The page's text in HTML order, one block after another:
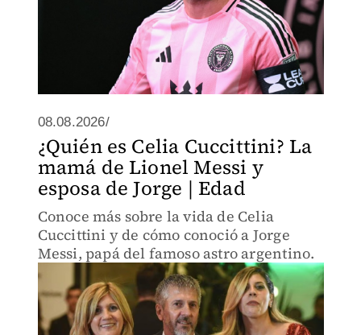
08.08.2026/
¿Quién es Celia Cuccittini? La
mamá de Lionel Messi y
esposa de Jorge | Edad
Conoce más sobre la vida de Celia
Cuccittini y de cómo conoció a Jorge
Messi, papá del famoso astro argentino.